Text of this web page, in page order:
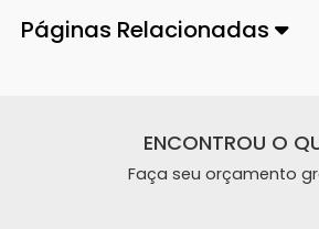
Páginas Relacionadas
ENCONTROU O
Faça seu orçamento